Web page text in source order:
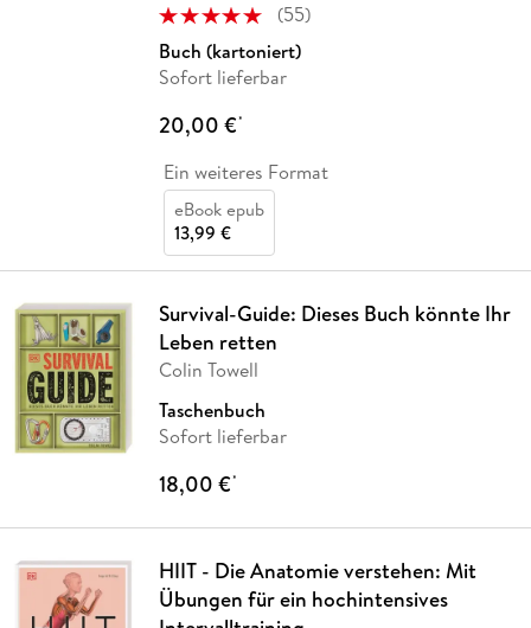
(55)
Buch (kartoniert)
Sofort lieferbar
20,00 €*
Ein weiteres Format
eBook epub
13,99 €
Survival-Guide: Dieses Buch könnte Ihr
Leben retten
Colin Towell
Taschenbuch
Sofort lieferbar
18,00 €*
HIIT - Die Anatomie verstehen: Mit
Übungen für ein hochintensives